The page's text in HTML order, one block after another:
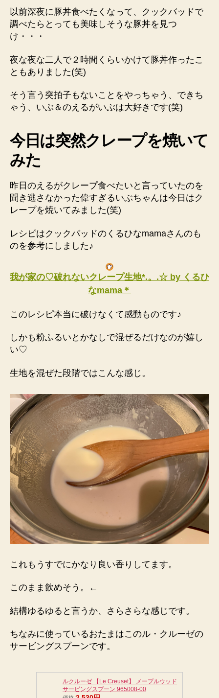
以前深夜に豚丼食べたくなって、クックバッドで
調べたらとっても美味しそうな豚丼を見つ
け・・・
夜な夜な二人で２時間くらいかけて豚丼作ったこ
ともありました(笑)
そう言う突拍子もないことをやっちゃう、できち
ゃう、いぶ＆のえるがいぶは大好きです(笑)
今日は突然クレープを焼いて
みた
昨日のえるがクレープ食べたいと言っていたのを
聞き逃さなかった偉すぎるいぶちゃんは今日はク
レープを焼いてみました(笑)
レシピはクックパッドのくるひなmamaさんのも
のを参考にしました♪
我が家の♡破れないクレープ生地*.。.☆ by くるひ
なmama＊
このレシピ本当に破けなくて感動ものです♪
しかも粉ふるいとかなしで混ぜるだけなのが嬉し
い♡
生地を混ぜた段階ではこんな感じ。
これもうすでにかなり良い香りしてます。
このまま飲めそう。←
結構ゆるゆると言うか、さらさらな感じです。
ちなみに使っているおたまはこのル・クルーゼの
サービングスプーンです。
ルクルーゼ 【Le Creuset】 メープルウッド
サービングスプーン 965008-00